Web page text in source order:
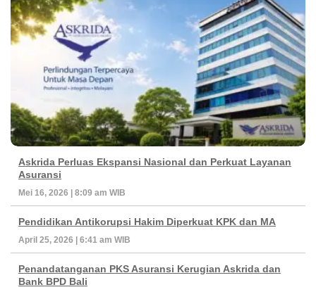
Askrida Perluas Ekspansi Nasional dan Perkuat Layanan
Asuransi
Mei 16, 2026 | 8:09 am WIB
Pendidikan Antikorupsi Hakim Diperkuat KPK dan MA
April 25, 2026 | 6:41 am WIB
Penandatanganan PKS Asuransi Kerugian Askrida dan
Bank BPD Bali